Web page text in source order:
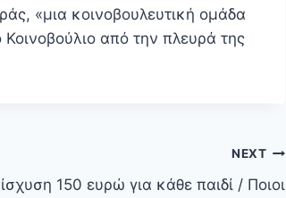
«μια κοινοβουλευτική ομάδα
από την πλευρά της
NEXT
150 ευρώ για κάθε παιδί / Ποιοι